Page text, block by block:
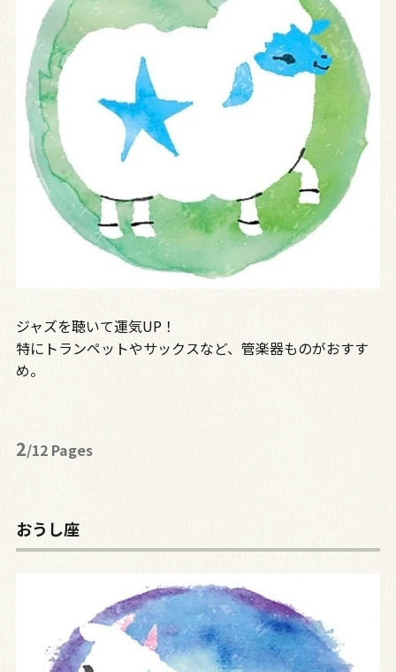
ジャズを聴いて運気UP！
特にトランペットやサックスなど、管楽器ものがおすす
め。
2/12 Pages
おうし座